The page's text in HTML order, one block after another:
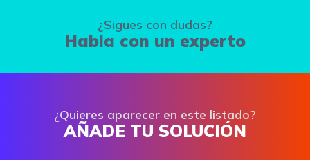
¿Sigues con dudas?
Habla con un experto
¿Quieres aparecer en este listado?
AÑADE TU SOLUCIÓN